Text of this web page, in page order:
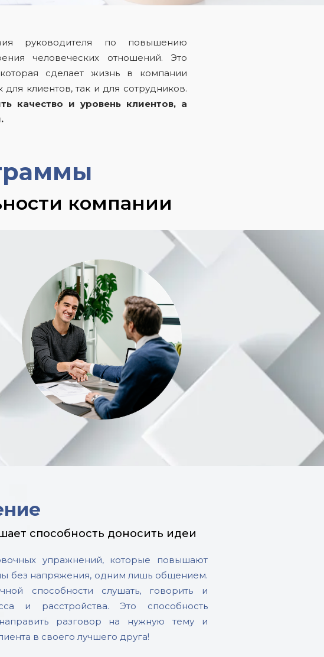
руководителя по повышению
человеческих отношений. Это
сделает жизнь в компании
клиентов, так и для сотрудников.
качество и уровень клиентов, а
компании
способность доносить идеи
упражнений, которые повышают
без напряжения, одним лишь общением.
способности слушать, говорить и
и расстройства. Это способность
разговор на нужную тему и
в своего лучшего друга!